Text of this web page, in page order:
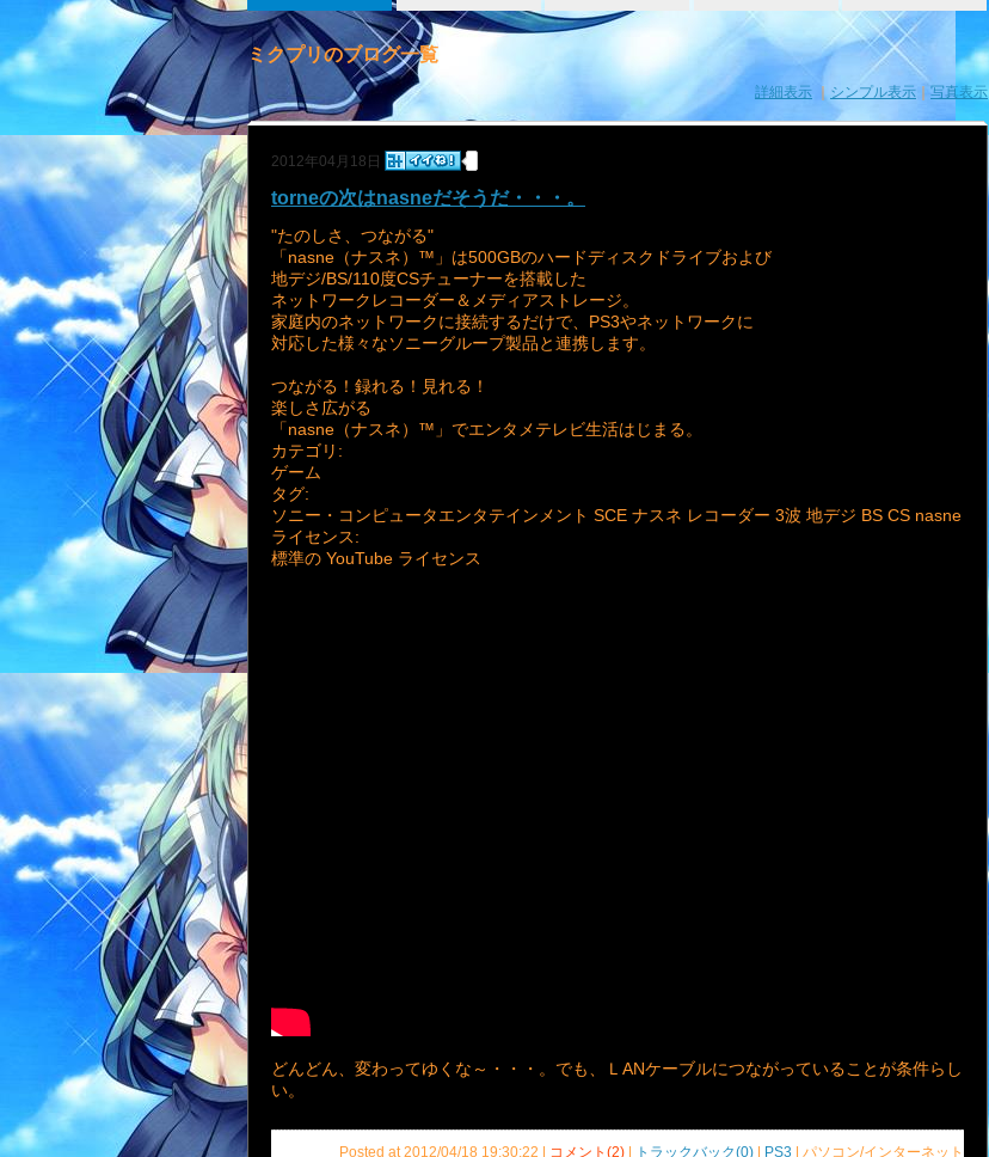
ミクプリのブログ一覧
詳細表示 ｜ シンプル表示 写真表示
2012年04月18日
torneの次はnasneだそうだ・・・。
"たのしさ、つながる"
「nasne（ナスネ）™」は500GBのハードディスクドライブおよび
地デジ/BS/110度CSチューナーを搭載した
ネットワークレコーダー＆メディアストレージ。
家庭内のネットワークに接続するだけで、PS3やネットワークに
対応した様々なソニーグループ製品と連携します。
つながる！録れる！見れる！
楽しさ広がる
「nasne（ナスネ）™」でエンタメテレビ生活はじまる。
カテゴリ:
ゲーム
タグ:
ソニー・コンピュータエンタテインメント SCE ナスネ レコーダー 3波 地デジ BS CS nasne
ライセンス:
標準の YouTube ライセンス
どんどん、変わってゆくな～・・・。でも、ＬANケーブルにつながっていることが条件らし
い。
Posted at 2012/04/18 19:30:22 | コメント(2) | トラックバック(0) | PS3 | パソコン/インターネット